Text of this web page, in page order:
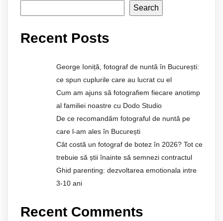
Search
Recent Posts
George Ioniță, fotograf de nuntă în București:
ce spun cuplurile care au lucrat cu el
Cum am ajuns să fotografiem fiecare anotimp
al familiei noastre cu Dodo Studio
De ce recomandăm fotograful de nuntă pe
care l-am ales în București
Cât costă un fotograf de botez în 2026? Tot ce
trebuie să știi înainte să semnezi contractul
Ghid parenting: dezvoltarea emotionala intre
3-10 ani
Recent Comments